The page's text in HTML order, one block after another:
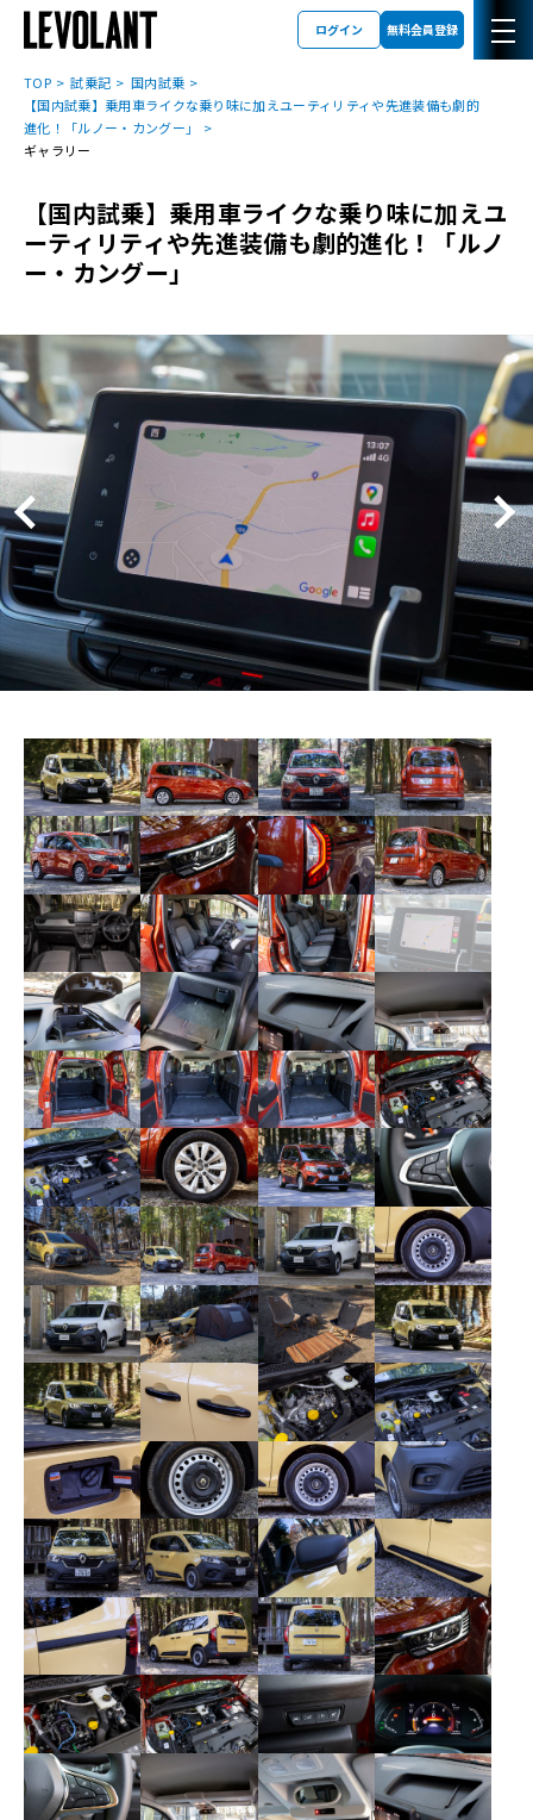
ログイン 無料会員登録
TOP 試乗記
国内試乗
【国内試乗】乗用車ライクな乗り味に加えユーティリティや先進装備も劇的
進化！「ルノー・カングー」
ギャラリー
【国内試乗】乗用車ライクな乗り味に加えユ
ーティリティや先進装備も劇的進化！「ルノ
ー・カングー」